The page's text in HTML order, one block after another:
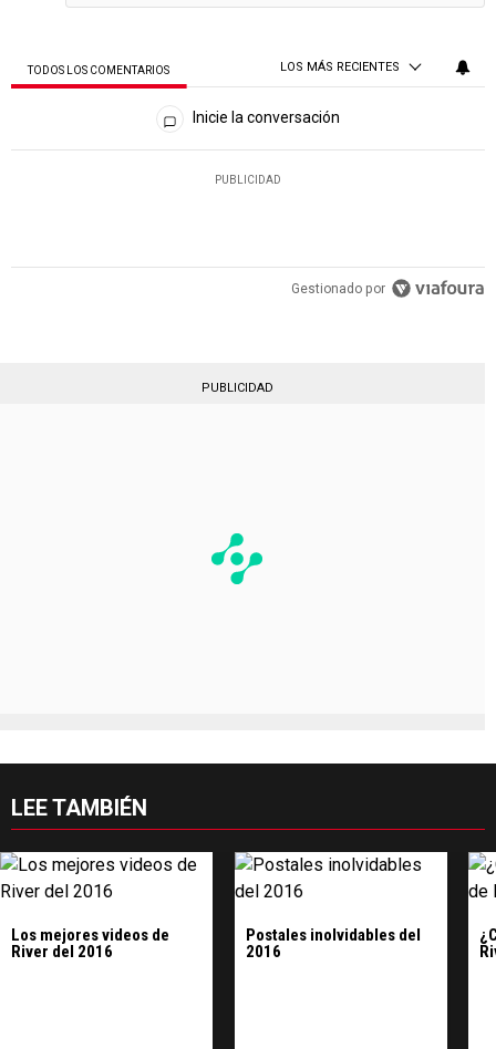
TODOS LOS COMENTARIOS LOS MÁS RECIENTES
Todos los comentarios
Inicie la conversación
PUBLICIDAD
Gestionado por
PUBLICIDAD
LEE TAMBIÉN
Los mejores videos de
River del 2016
Postales inolvidables del
2016